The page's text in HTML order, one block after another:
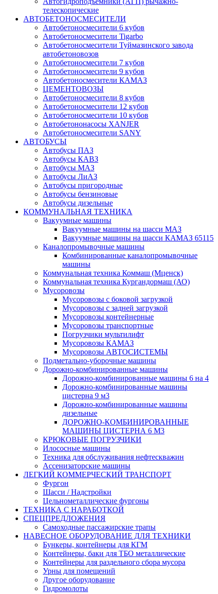
телескопические
АВТОБЕТОНОСМЕСИТЕЛИ
Автобетоносмесители 6 кубов
Автобетоносмесители Tigarbo
Автобетоносмесители Туймазинского завода
автобетоновозов
Автобетоносмесители 7 кубов
Автобетоносмесители 9 кубов
Автобетоносмесители КАМАЗ
ЦЕМЕНТОВОЗЫ
Автобетоносмесители 8 кубов
Автобетоносмесители 12 кубов
Автобетоносмесители 10 кубов
Автобетононасосы XANJER
Автобетоносмесители SANY
АВТОБУСЫ
Автобусы ПАЗ
Автобусы КАВЗ
Автобусы МАЗ
Автобусы ЛиАЗ
Автобусы пригородные
Автобусы бензиновые
Автобусы дизельные
КОММУНАЛЬНАЯ ТЕХНИКА
Вакуумные машины
Вакуумные машины на шасси МАЗ
Вакуумные машины на шасси КАМАЗ 65115
Каналопромывочные машины
Комбинированные каналопромывочные
машины
Коммунальная техника Коммаш (Мценск)
Коммунальная техника Кургандормаш (АО)
Мусоровозы
Мусоровозы с боковой загрузкой
Мусоровозы с задней загрузкой
Мусоровозы контейнерные
Мусоровозы транспортные
Погрузчики мультилифт
Мусоровозы КАМАЗ
Мусоровозы АВТОСИСТЕМЫ
Подметально-уборочные машины
Дорожно-комбинированные машины
Дорожно-комбинированные машины 6 на 4
Дорожно-комбинированные машины
цистерна 9 м3
Дорожно-комбинированные машины
дизельные
ДОРОЖНО-КОМБИНИРОВАННЫЕ
МАШИНЫ ЦИСТЕРНА 6 М3
КРЮКОВЫЕ ПОГРУЗЧИКИ
Илососные машины
Техника для обслуживания нефтескважин
Ассенизаторские машины
ЛЕГКИЙ КОММЕРЧЕСКИЙ ТРАНСПОРТ
Фургон
Шасси / Надстройки
Цельнометаллические фургоны
ТЕХНИКА С НАРАБОТКОЙ
СПЕЦПРЕДЛОЖЕНИЯ
Самоходные пассажирские трапы
НАВЕСНОЕ ОБОРУДОВАНИЕ ДЛЯ ТЕХНИКИ
Бункеры, контейнеры для КГМ
Контейнеры, баки для ТБО металлические
Контейнеры для раздельного сбора мусора
Урны для помещений
Другое оборудование
Гидромолоты